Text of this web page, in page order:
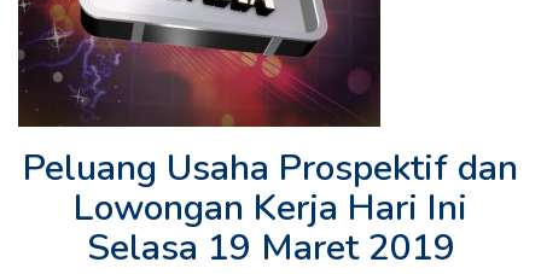
Peluang Usaha Prospektif dan
Lowongan Kerja Hari Ini
Selasa 19 Maret 2019